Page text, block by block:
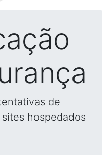
de
hospedados